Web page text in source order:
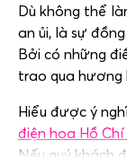
Dù không thể
an ủi, là sự
Bởi có những
trao qua hương
Hiểu được ý
điện hoa Hồ Chí
Nếu quý khách